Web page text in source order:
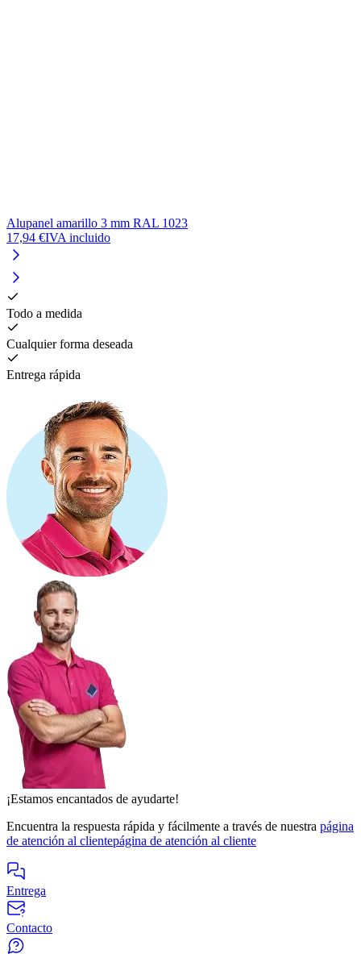
Alupanel amarillo 3 mm RAL 1023
17,94 €IVA incluido
Todo a medida
Cualquier forma deseada
Entrega rápida
¡Estamos encantados de ayudarte!
Encuentra la respuesta rápida y fácilmente a través de nuestra página
de atención al clientepágina de atención al cliente
Entrega
Contacto